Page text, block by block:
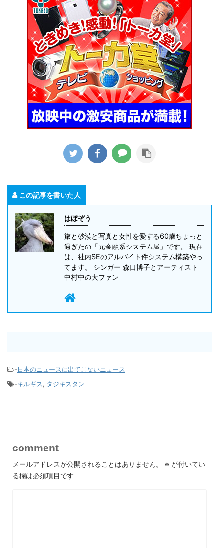
この記事を書いた人
はぼぞう
旅と砂漠と写真と女性を愛する60歳ちょっと
過ぎたの「元金融系システム屋」です。 現在
は、社内SEのアルバイト件システム構築やっ
てます。 シンガー 森口博子とアーティスト
中村中の大ファン
-日本のニュースに出てこないニュース
-キルギス, タジキスタン
comment
メールアドレスが公開されることはありません。 ※ が付いてい
る欄は必須項目です